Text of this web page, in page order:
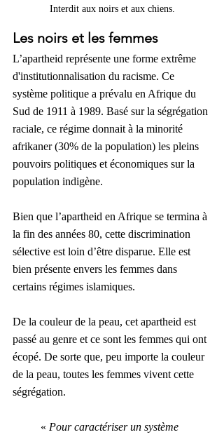
Interdit aux noirs et aux chiens.
Les noirs et les femmes
L’apartheid représente une forme extrême
d'institutionnalisation du racisme. Ce
système politique a prévalu en Afrique du
Sud de 1911 à 1989. Basé sur la ségrégation
raciale, ce régime donnait à la minorité
afrikaner (30% de la population) les pleins
pouvoirs politiques et économiques sur la
population indigène.
Bien que l’apartheid en Afrique se termina à
la fin des années 80, cette discrimination
sélective est loin d’être disparue. Elle est
bien présente envers les femmes dans
certains régimes islamiques.
De la couleur de la peau, cet apartheid est
passé au genre et ce sont les femmes qui ont
écopé. De sorte que, peu importe la couleur
de la peau, toutes les femmes vivent cette
ségrégation.
« Pour caractériser un système